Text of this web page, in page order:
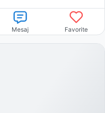
Mesaj Favorite